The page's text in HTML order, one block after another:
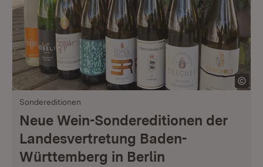
Sondereditionen
Neue Wein-Sondereditionen der
Landesvertretung Baden-
Württemberg in Berlin